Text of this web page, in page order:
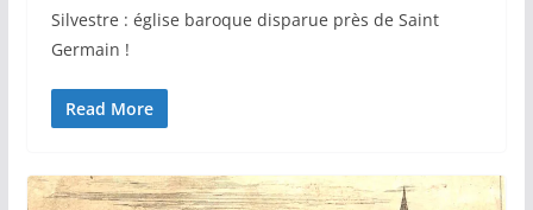
Silvestre : église baroque disparue près de Saint
Germain !
Read More